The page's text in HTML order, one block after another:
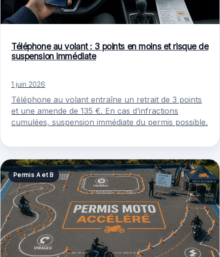
Téléphone au volant : 3 points en moins et risque de
suspension immédiate
1 juin 2026
Téléphone au volant entraîne un retrait de 3 points
et une amende de 135 €. En cas d’infractions
cumulées, suspension immédiate du permis possible.
Permis A et B